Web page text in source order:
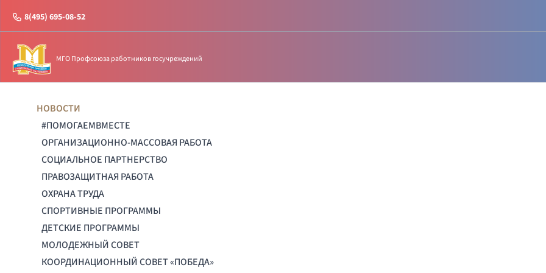
8(495) 695-08-52
МГО Профсоюза работников госучреждений
НОВОСТИ
#ПОМОГАЕМВМЕСТЕ
ОРГАНИЗАЦИОННО-МАССОВАЯ РАБОТА
СОЦИАЛЬНОЕ ПАРТНЕРСТВО
ПРАВОЗАЩИТНАЯ РАБОТА
ОХРАНА ТРУДА
СПОРТИВНЫЕ ПРОГРАММЫ
ДЕТСКИЕ ПРОГРАММЫ
МОЛОДЕЖНЫЙ СОВЕТ
КООРДИНАЦИОННЫЙ СОВЕТ «ПОБЕДА»